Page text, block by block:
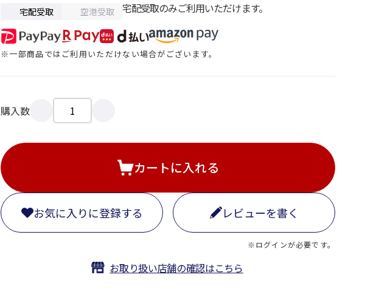
宅配受取 空港受取 宅配受取のみご利用いただけます。
※一部商品ではご利用いただけない場合がございます。
購入数
カートに入れる
お気に入りに登録する レビューを書く
※ログインが必要です。
お取り扱い店舗の確認はこちら